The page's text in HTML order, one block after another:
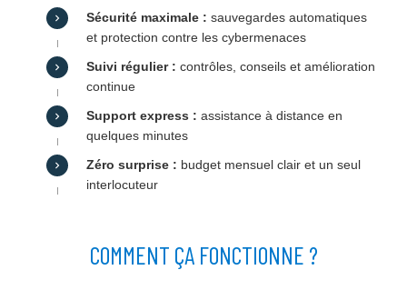
Sécurité maximale : sauvegardes automatiques
et protection contre les cybermenaces
Suivi régulier : contrôles, conseils et amélioration
continue
Support express : assistance à distance en
quelques minutes
Zéro surprise : budget mensuel clair et un seul
interlocuteur
COMMENT ÇA FONCTIONNE ?